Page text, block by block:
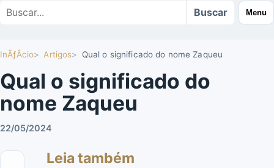
Buscar
Buscar Menu
InÃƒÂ­cio Artigos Qual o significado do nome Zaqueu
Qual o significado do
nome Zaqueu
22/05/2024
Leia também